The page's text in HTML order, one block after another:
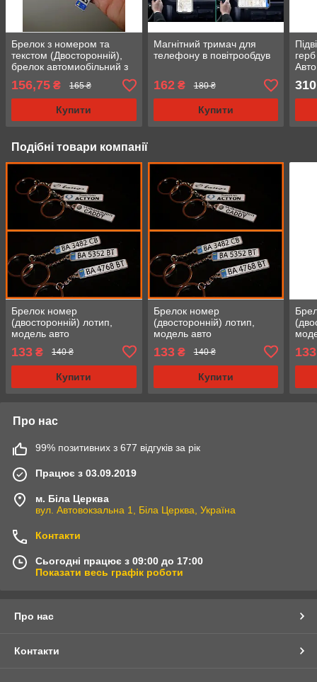
Брелок з номером та
текстом (Двосторонній),
брелок автомиобільний з
логотипом
156,75 ₴ 165 ₴
Купити
Магнітний тримач для
телефону в повітрообдув
162₴ 180 ₴
Купити
310
Подібні товари компанії
Брелок номер
(двосторонній) лотип,
модель авто
133 ₴ 140 ₴
Купити
Брелок номер
(двосторонній) лотип,
модель авто
133₴ 140 ₴
Купити
133
Про нас
99% позитивних з 677 відгуків за рік
Працює з 03.09.2019
м. Біла Церква
вул. Автовокзальна 1, Біла Церква, Україна
Контакти
Сьогодні працює з 09:00 до 17:00
Показати весь графік роботи
Про нас
Контакти